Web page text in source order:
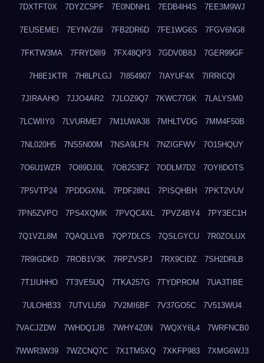
7DXTFT0X 7DYZC5PF 7E0NDNH1 7EDB4H4S 7EE3M9WJ
7EUSEMEI 7EYNVZ6I 7FB2DR6D 7FE1WG6S 7FGV6NG8
7FKTW3MA 7FRYD8I9 7FX48QP3 7GDV0B8J 7GER99GF
7H8E1KTR 7H8LPLGJ 7I854907 7IAYUF4X 7IRRICQI
7JIRAAHO 7JJO4AR2 7JLOZ9Q7 7KWC77GK 7LALYSM0
7LCWIIY0 7LVURME7 7M1UWA38 7MHLTVDG 7MM4F50B
7NL020H5 7NS5N00M 7NSA9LFN 7NZIGFWV 7O15HQUY
7O6U1WZR 7O89DJ0L 7OB253FZ 7ODLM7D2 7OY8DOTS
7P5VTP24 7PDDGXNL 7PDF28N1 7PISQHBH 7PKT2VUV
7PN5ZVPO 7PS4XQMK 7PVQC4XL 7PVZ4BY4 7PY3EC1H
7Q1VZL8M 7QAQLLVB 7QP7DLC5 7QSLGYCU 7R0ZOLUX
7R9IGDKD 7ROB1V3K 7RPZVSPJ 7RX9CIDZ 7SH2DRLB
7T1IUHHO 7T3VE5UQ 7TKA257G 7TYDPROM 7UA3TIBE
7ULOHB33 7UTVLU59 7V2MI6BF 7V37GO5C 7V513WU4
7VACJZDW 7WHDQ1JB 7WHY4Z0N 7WQXY6L4 7WRFNCB0
7WWR3W39 7WZCNQ7C 7X1TM5XQ 7XKFP983 7XMG6WJ3